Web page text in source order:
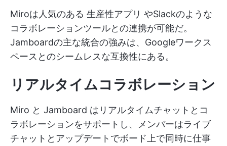
Miroは人気のある 生産性アプリ やSlackのような
コラボレーションツールとの連携が可能だ。
Jamboardの主な統合の強みは、Googleワークス
ペースとのシームレスな互換性にある。
リアルタイムコラボレーション
Miro と Jamboard はリアルタイムチャットとコ
ラボレーションをサポートし、メンバーはライブ
チャットとアップデートでボード上で同時に仕事